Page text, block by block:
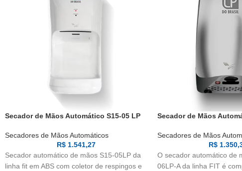
Secador de Mãos Automático S15-05 LP
Secadores de Mãos Automáticos
R$1.541,27
Secador automático de mãos S15-05LP da
linha fit em ABS com coletor de respingos e
Secador de Mãos
Secadores de Mãos
R$
O secador automático de
06LP-A da linha FIT é